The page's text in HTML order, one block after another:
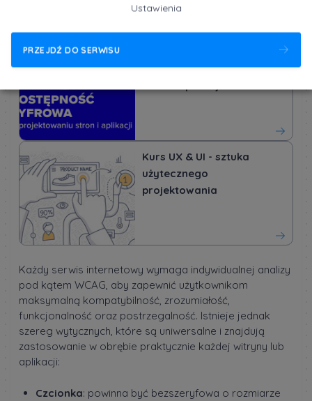
użytkowników
cyfrowa w projektowaniu
Kurs UX & UI - sztuka
użytecznego
projektowania
Każdy serwis internetowy wymaga indywidualnej analizy
pod kątem WCAG, aby zapewnić użytkownikom
maksymalną kompatybilność, zrozumiałość,
funkcjonalność oraz postrzegalność. Istnieje jednak
szereg wytycznych, które są uniwersalne i znajdują
zastosowanie w obrębie praktycznie każdej witryny lub
aplikacji:
Czcionka: powinna być bezszeryfowa o rozmiarze
Ustawienia
PRZEJDŹ DO SERWISU